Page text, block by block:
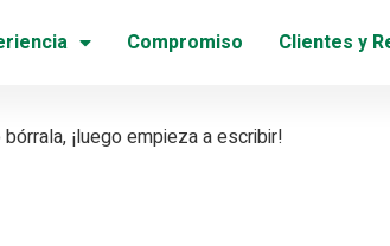
Compromiso Clientes y
¡luego empieza a escribir!